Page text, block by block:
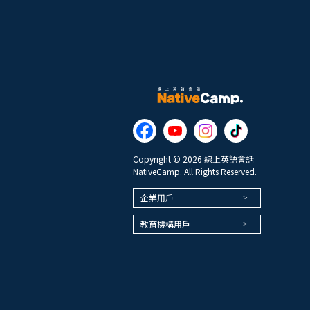
Copyright © 2026 線上英語會話
NativeCamp. All Rights Reserved.
企業用戶
教育機構用戶